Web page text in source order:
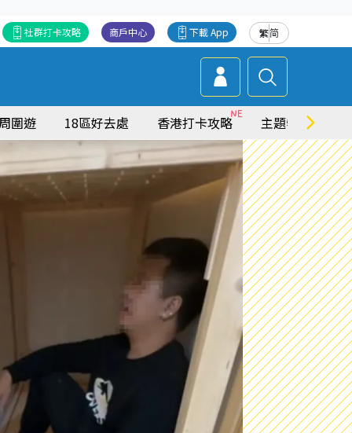
繁简
下載 App
商戶中心
社群打卡攻略
圍遊 18區好去處 香港打卡攻略 主題特集